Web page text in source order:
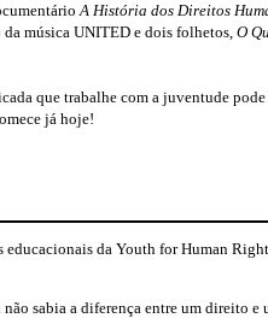
A História dos Direitos
música UNITED e dois folhetos, O
que trabalhe com a juventude pode
já hoje!
da Youth for Human
sabia a diferença entre um direito